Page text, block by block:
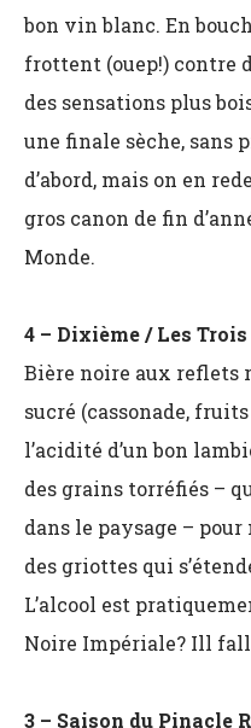
bon vin blanc. En
frottent (ouep!) contre
des sensations plus
une finale sèche, sans
d’abord, mais on en
gros canon de fin
Monde.
4 – Dixième / Les
Bière noire aux reflets
sucré (cassonade,
l’acidité d’un bon
des grains torréfiés –
dans le paysage –
des griottes qui
L’alcool est
Noire Impériale? Ill
3 – Saison du Pinacle